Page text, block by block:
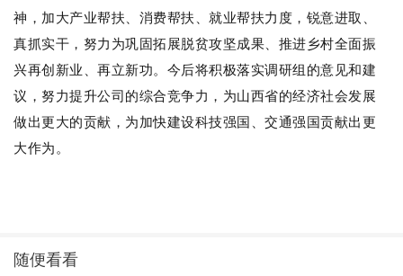
神，加大产业帮扶、消费帮扶、就业帮扶力度，锐意进取、
真抓实干，努力为巩固拓展脱贫攻坚成果、推进乡村全面振
兴再创新业、再立新功。今后将积极落实调研组的意见和建
议，努力提升公司的综合竞争力，为山西省的经济社会发展
做出更大的贡献，为加快建设科技强国、交通强国贡献出更
大作为。
随便看看